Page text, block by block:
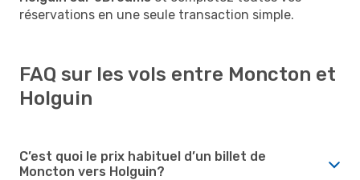
réservations en une seule transaction simple.
FAQ sur les vols entre Moncton et
Holguin
C’est quoi le prix habituel d’un billet de
Moncton vers Holguin?